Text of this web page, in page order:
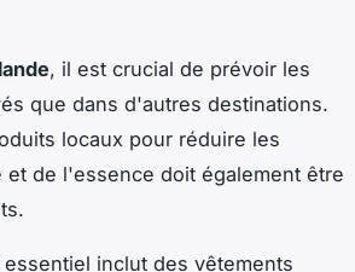
, il est crucial de prévoir les
que dans d'autres destinations.
locaux pour réduire les
de l'essence doit également être
inclut des vêtements